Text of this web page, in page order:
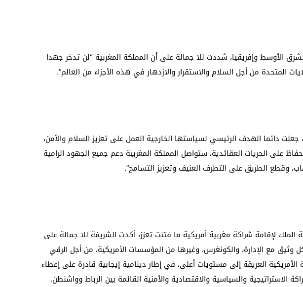
الأوسط وإفريقيا، شددت للا جمالة على أن المملكة المغربية “لن تدخر جهدا
المتحدة من أجل السلام والاستقرار والازدهار في هذه الأجزاء من العالم”.
جعلت دائما الهدف الرئيسي لسياستها الخارجية العمل على تعزيز السلام والأمن،
على الحريات العقائدية، ستواصل المملكة المغربية دعم جميع الجهود الرامية
وقطع الطريق على التطرف العنيف وتعزيز التسامح”.
الملك لإقامة شراكة مغربية أمريكية ما فتئت تعزز، أكدت الشريفة للا جمالة على
وثيق مع الإدارة، والكونغرس، وغيرها من المؤسسات الأمريكية، من أجل الرقي
الأمريكية العريقة إلى مستويات أعلى، في إطار دينامية إيجابية قادرة على إعطاء
الاستراتيجية والسياسية والاقتصادية والأمنية القائمة بين الرباط وواشنطن.